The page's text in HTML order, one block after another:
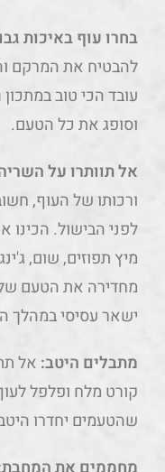
בחרו עוף באיכות
להבטיח את המרקם
עובד הכי טוב
וסופג את כל הטעם.
אל תוותרו על
לפני הבישול.
מיץ תפוזים, שום,
מחדירה את הטעם
ישאר עסיסי במהלך
מתבלים היטב: אל
קורט מלח ופלפל
שהטעמים יחדרו